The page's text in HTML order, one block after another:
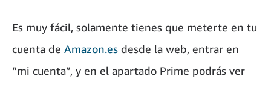
Es muy fácil, solamente tienes que meterte en tu
cuenta de Amazon.es desde la web, entrar en
“mi cuenta”, y en el apartado Prime podrás ver